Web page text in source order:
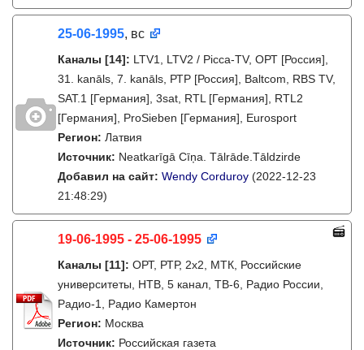
25-06-1995, вс
Каналы [14]: LTV1, LTV2 / Picca-TV, ОРТ [Россия],
31. kanāls, 7. kanāls, РТР [Россия], Baltcom, RBS TV,
SAT.1 [Германия], 3sat, RTL [Германия], RTL2
[Германия], ProSieben [Германия], Eurosport
Регион: Латвия
Источник: Neatkarīgā Cīņa. Tālrāde.Tāldzirde
Добавил на сайт: Wendy Corduroy (2022-12-23
21:48:29)
19-06-1995 - 25-06-1995
Каналы [11]: ОРТ, РТР, 2х2, МТК, Российские
университеты, НТВ, 5 канал, ТВ-6, Радио России,
Радио-1, Радио Камертон
Регион: Москва
Источник: Российская газета